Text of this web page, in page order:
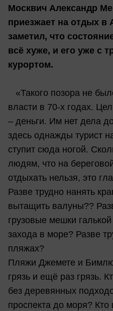
Москвич Александр
приезжает на отдых в
заметил, что
всё хуже, и его уже с
курортом.
«Такого позора не
власти в 70-х годах.
– деньги. Им нет дела
здесь однажды турист
ступит сюда ногой.
людям, что на
отдыхать нельзя, это
Разве трудно нанять
вытащить валуны??
грузовые мешки
захода в море? Разве
пляжах?
Пляжи Джемете и
грязь и ещё раз грязь.
без деревянных
проспекта до моря? Кто